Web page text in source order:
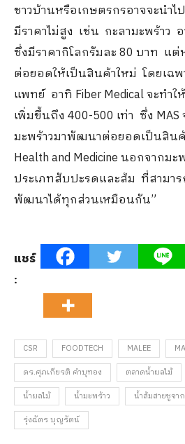
ชาวบ้านหรือเกษตรกรอาจจะนำ
มีราคาไม่สูง เช่น กะลามะพร้าว อ
ซึ่งมีราคากิโลกรัมละ 80 บาท แ
ต่อยอดให้เป็นสินค้าใหม่ โดยเฉ
แพทย์ อาทิ Fiber Medical จะทำ
เพิ่มขึ้นถึง 400-500 เท่า ซึ่ง MAS
มะพร้าวมาพัฒนาต่อยอดเป็นสิน
Health and Medicine นอกจากม
ประเภทสับปะรดและส้ม ที่สามา
พัฒนาได้ทุกส่วนเหมือนกัน”
แชร์
:
CSR FOODTECH MALEE
ดร.ศุภเกียรติ คำบุทอง
ตลาดน้ำผลไม้
น้ำผลไม้
น้ำมะพร้าว น้ำส้มสายชูจา
รุ่งฉัตร บุญรัตน์